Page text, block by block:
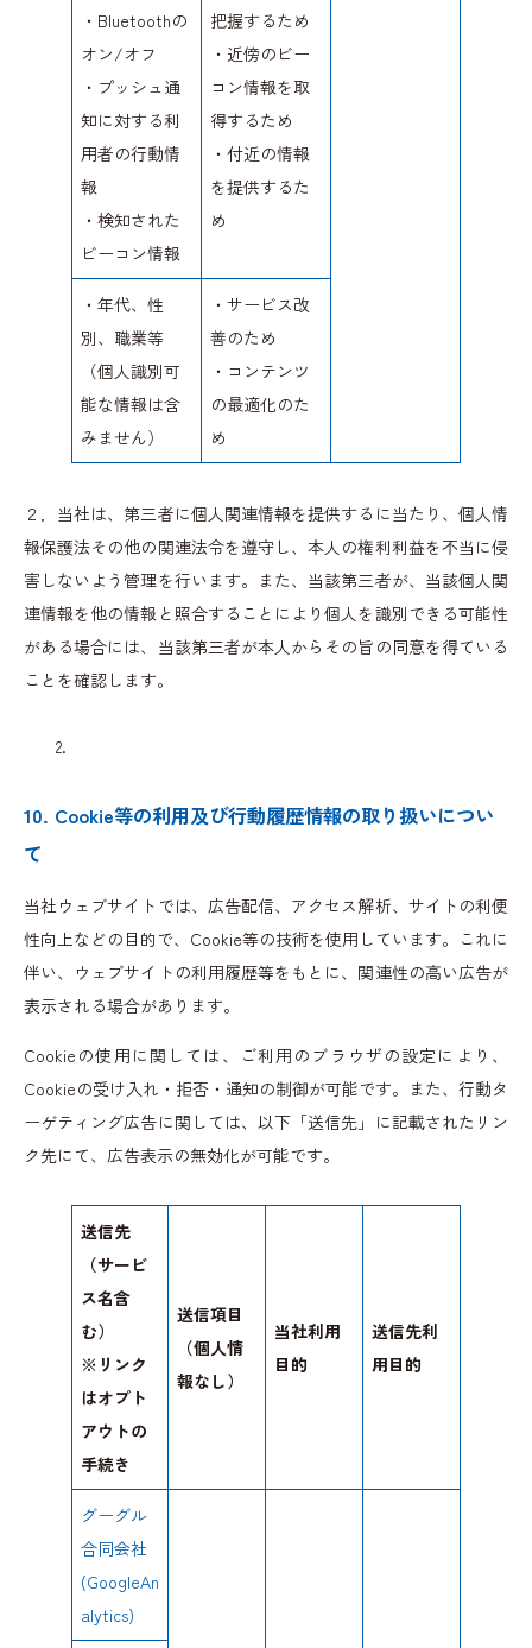
・Bluetoothの
オン/オフ
・プッシュ通
知に対する利
用者の行動情
報
・検知された
ビーコン情報
把握するため
・近傍のビー
コン情報を取
得するため
・付近の情報
を提供するた
め
・年代、性
別、職業等
（個人識別可
能な情報は含
みません）
・サービス改
善のため
・コンテンツ
の最適化のた
め
２．当社は、第三者に個人関連情報を提供するに当たり、個人情
報保護法その他の関連法令を遵守し、本人の権利利益を不当に侵
害しないよう管理を行います。また、当該第三者が、当該個人関
連情報を他の情報と照合することにより個人を識別できる可能性
がある場合には、当該第三者が本人からその旨の同意を得ている
ことを確認します。
10. Cookie等の利用及び行動履歴情報の取り扱いについ
て
当社ウェブサイトでは、広告配信、アクセス解析、サイトの利便
性向上などの目的で、Cookie等の技術を使用しています。これに
伴い、ウェブサイトの利用履歴等をもとに、関連性の高い広告が
表示される場合があります。
Cookieの使用に関しては、ご利用のブラウザの設定により、
Cookieの受け入れ・拒否・通知の制御が可能です。また、行動タ
ーゲティング広告に関しては、以下「送信先」に記載されたリン
ク先にて、広告表示の無効化が可能です。
送信先
（サービ
ス名含
む）
※リンク
はオプト
アウトの
手続き
送信項目
（個人情
報なし）
当社利用
目的
送信先利
用目的
グーグル
合同会社
(GoogleAn
alytics)